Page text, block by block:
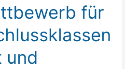
für
und